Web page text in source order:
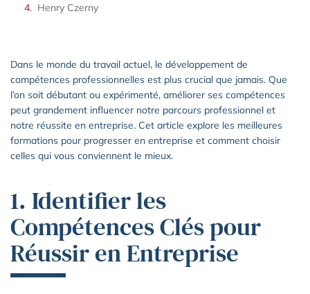
Henry Czerny
Dans le monde du travail actuel, le développement de
compétences professionnelles est plus crucial que jamais. Que
l’on soit débutant ou expérimenté, améliorer ses compétences
peut grandement influencer notre parcours professionnel et
notre réussite en entreprise. Cet article explore les meilleures
formations pour progresser en entreprise et comment choisir
celles qui vous conviennent le mieux.
1. Identifier les
Compétences Clés pour
Réussir en Entreprise